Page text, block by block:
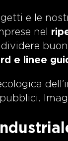
e le
nel
e linee